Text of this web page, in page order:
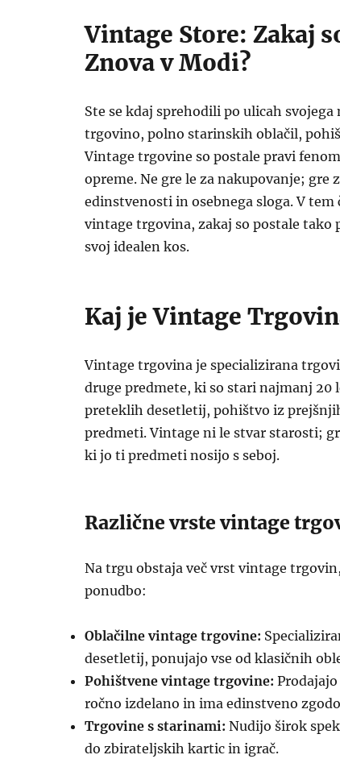
Vintage Store: Zakaj
Znova v Modi?
Ste se kdaj sprehodili po ulicah
trgovino, polno starinskih oblačil,
Vintage trgovine so postale pravi
opreme. Ne gre le za nakupovanje; gre
edinstvenosti in osebnega sloga. V
vintage trgovina, zakaj so postale
svoj idealen kos.
Kaj je Vintage
Vintage trgovina je specializirana
druge predmete, ki so stari najmanj 20
preteklih desetletij, pohištvo iz
predmeti. Vintage ni le stvar starosti;
ki jo ti predmeti nosijo s seboj.
Različne vrste vintage
Na trgu obstaja več vrst vintage
ponudbo:
Oblačilne vintage trgovine:
desetletij, ponujajo vse od klasičnih
Pohištvene vintage trgovine:
ročno izdelano in ima edinstveno
Trgovine s starinami: Nudijo širok
do zbirateljskih kartic in igrač.